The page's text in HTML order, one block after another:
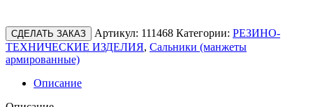
СДЕЛАТЬ ЗАКАЗ Артикул: 111468 Категории: РЕЗИНО-
ТЕХНИЧЕСКИЕ ИЗДЕЛИЯ, Сальники (манжеты
армированные)
Описание